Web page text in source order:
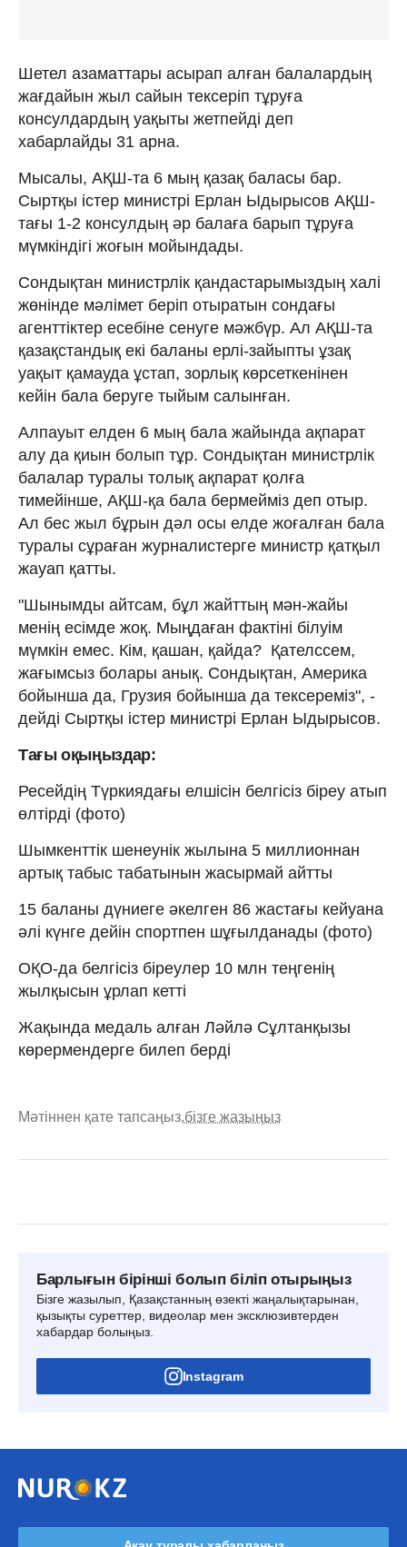
Шетел азаматтары асырап алған балалардың
жағдайын жыл сайын тексеріп тұруға
консулдардың уақыты жетпейді деп
хабарлайды 31 арна.
Мысалы, АҚШ-та 6 мың қазақ баласы бар.
Сыртқы істер министрі Ерлан Ыдырысов АҚШ-
тағы 1-2 консулдың әр балаға барып тұруға
мүмкіндігі жоғын мойындады.
Сондықтан министрлік қандастарымыздың халі
жөнінде мәлімет беріп отыратын сондағы
агенттіктер есебіне сенуге мәжбүр. Ал АҚШ-та
қазақстандық екі баланы ерлі-зайыпты ұзақ
уақыт қамауда ұстап, зорлық көрсеткенінен
кейін бала беруге тыйым салынған.
Алпауыт елден 6 мың бала жайында ақпарат
алу да қиын болып тұр. Сондықтан министрлік
балалар туралы толық ақпарат қолға
тимейінше, АҚШ-қа бала бермейміз деп отыр.
Ал бес жыл бұрын дәл осы елде жоғалған бала
туралы сұраған журналистерге министр қатқыл
жауап қатты.
"Шынымды айтсам, бұл жайттың мән-жайы
менің есімде жоқ. Мыңдаған фактіні білуім
мүмкін емес. Кім, қашан, қайда? Қателссем,
жағымсыз болары анық. Сондықтан, Америка
бойынша да, Грузия бойынша да тексереміз", -
дейді Сыртқы істер министрі Ерлан Ыдырысов.
Тағы оқыңыздар:
Ресейдің Түркиядағы елшісін белгісіз біреу атып
өлтірді (фото)
Шымкенттік шенеунік жылына 5 миллионнан
артық табыс табатынын жасырмай айтты
15 баланы дүниеге әкелген 86 жастағы кейуана
әлі күнге дейін спортпен шұғылданады (фото)
ОҚО-да белгісіз біреулер 10 млн теңгенің
жылқысын ұрлап кетті
Жақында медаль алған Ләйлә Сұлтанқызы
көрермендерге билеп берді
Мәтіннен қате тапсаңыз,бізге жазыңыз
Барлығын бірінші болып біліп отырыңыз
Бізге жазылып, Қазақстанның өзекті жаңалықтарынан,
қызықты суреттер, видеолар мен эксклюзивтерден
хабардар болыңыз.
Instagram